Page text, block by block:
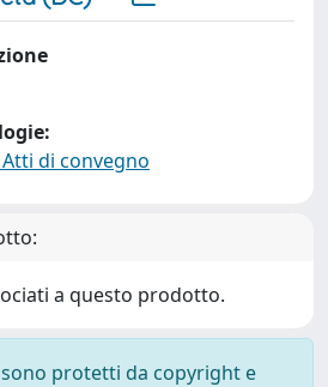
di convegno
a questo prodotto.
protetti da copyright e